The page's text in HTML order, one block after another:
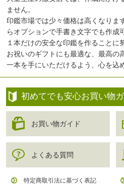
ません。
印鑑市場では少々価格は高くなりま
らオプションで手書き文字でも作成
１本だけの安全な印鑑を作ることに
お祝いのギフトにも最適な、最高の
一本を手にいただけるよう、心を込
初めてでも安心お買い物
お買い物ガイド
よくある質問
特定商取引法に基づく表記